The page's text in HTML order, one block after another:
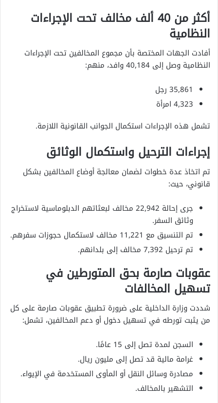
أكثر من 40 ألف مخالف تحت الإجراءات
النظامية
أفادت الجهات المختصة بأن مجموع المخالفين تحت الإجراءات
النظامية وصل إلى 40,184 وافد، منهم:
35,861 رجل
4,323 امرأة
تشمل هذه الإجراءات استكمال الجوانب القانونية اللازمة.
إجراءات الترحيل واستكمال الوثائق
تم اتخاذ عدة خطوات لضمان معالجة أوضاع المخالفين بشكل
قانوني، حيث:
جرى إحالة 22,942 مخالف لبعثاتهم الدبلوماسية لاستخراج
وثائق السفر.
تم التنسيق مع 11,221 مخالف لاستكمال حجوزات سفرهم.
تم ترحيل 7,392 مخالف إلى بلدانهم.
عقوبات صارمة بحق المتورطين في
تسهيل المخالفات
شددت وزارة الداخلية على ضرورة تطبيق عقوبات صارمة على كل
من يثبت تورطه في تسهيل دخول أو دعم المخالفين، تشمل:
السجن لمدة تصل إلى 15 عامًا.
غرامة مالية قد تصل إلى مليون ريال.
مصادرة وسائل النقل أو المأوى المستخدمة في الإيواء.
التشهير بالمخالف.